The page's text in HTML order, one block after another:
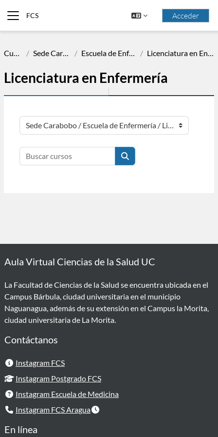
FCS Acceder
Cursos Sede Carabobo Escuela de Enfermería Licenciatura en Enfermería
Licenciatura en Enfermería
Categorías
Buscar cursos
Buscar cursos
Aula Virtual Ciencias de la Salud UC
La Facultad de Ciencias de la Salud se encuentra ubicada en el
Campus Bárbula, ciudad universitaria en el municipio
Naguanagua, además de su extensión en el Campus la Morita,
ciudad universitaria de La Morita.
Contáctanos
Instagram FCS
Instagram Postgrado FCS
Instagram Escuela de Medicina
Instagram FCS Aragua
En línea